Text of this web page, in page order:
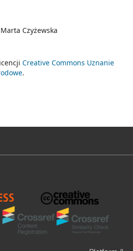
Czyżewska
Creative Commons Uznanie
.